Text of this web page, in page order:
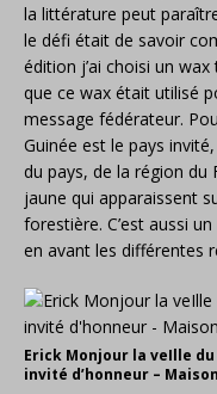
la littérature peut
le défi était de savoir
édition j’ai choisi un
que ce wax était utilisé
message fédérateur.
Guinée est le pays
du pays, de la région
jaune qui apparaissent
forestière. C’est aussi
en avant les différentes
Erick Monjour la veIlle
invité d’honneur –